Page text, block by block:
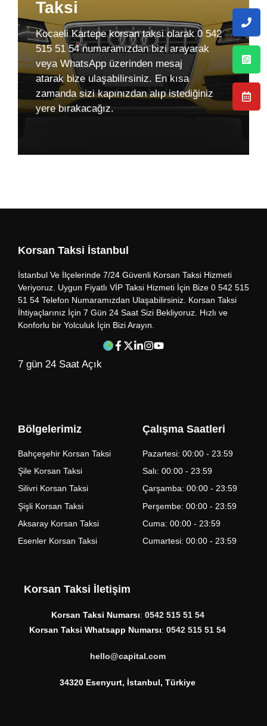
Taksi
Kocaeli Kartepe korsan taksi olarak 0 542
515 51 54 numaramızdan bizi arayarak
veya WhatsApp üzerinden mesaj
atarak bize ulaşabilirsiniz. En kısa
zamanda sizi kapınızdan alıp istediğiniz
yere bırakacağız.
Korsan Taksi İstanbul
İstanbul Ve İlçelerinde 7/24 Güvenli Korsan Taksi Hizmeti
Veriyoruz. Uygun Fiyatlı VİP Taksi Hizmeti İçin Bize 0 542 515
51 54 Telefon Numaramızdan Ulaşabilirsiniz. Korsan Taksi
İhtiyaçlarınız İçin 7 Gün 24 Saat Sizi Bekliyoruz. Hızlı ve
Konforlu bir Yolculuk İçin Bizi Arayın.
7 gün 24 Saat Açık
Bölgelerimiz
Bahçeşehir Korsan Taksi
Şile Korsan Taksi
Silivri Korsan Taksi
Şişli Korsan Taksi
Aksaray Korsan Taksi
Esenler Korsan Taksi
Çalışma Saatleri
Pazartesi: 00:00 - 23:59
Salı: 00:00 - 23:59
Çarşamba: 00:00 - 23:59
Perşembe: 00:00 - 23:59
Cuma: 00:00 - 23:59
Cumartesi: 00:00 - 23:59
Korsan Taksi İletişim
Korsan Taksi Numarsı: 0542 515 51 54
Korsan Taksi Whatsapp Numarsı: 0542 515 51 54
hello@capital.com
34320 Esenyurt, İstanbul, Türkiye